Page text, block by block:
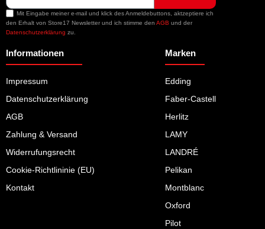
Mit Eingabe meiner e-mail und klick des Anmeldebuttons, aktzeptiere ich
den Erhalt von Store17 Newsletter und ich stimme den AGB und der
Datenschutzerklärung zu.
Informationen
Impressum
Datenschutzerklärung
AGB
Zahlung & Versand
Widerrufungsrecht
Cookie-Richtlininie (EU)
Kontakt
Marken
Edding
Faber-Castell
Herlitz
LAMY
LANDRÉ
Pelikan
Montblanc
Oxford
Pilot